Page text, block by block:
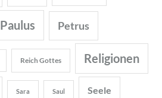
Paulus Petrus
Reich Gottes Religionen
Sara Saul Seele